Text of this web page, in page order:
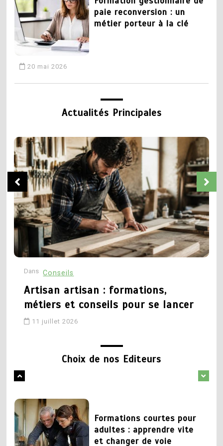
paie reconversion : un
métier porteur à la clé
20 mai 2026
3
CAP plomberie : tout
savoir sur la formation et
19 mai 2026
4
Devenir coiffeur :
formations, débouchés et
parcours pour réussir
pour exercer ce métier
Formation déménageur :
Actualités Principales
Dans Conseils
Artisan artisan : formations,
métiers et conseils pour se lancer
11 juillet 2026
Choix de nos Editeurs
5
Chaudronnier formation :
apprendre un métier
technique et recherché
Changer de metier mais
Formations courtes pour
adultes : apprendre vite
et changer de voie